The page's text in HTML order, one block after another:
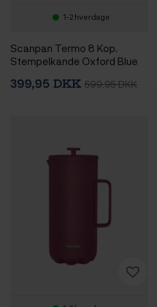
1-2 hverdage
Scanpan Termo 8 Kop.
Stempelkande Oxford Blue
399,95 DKK 599,95 DKK